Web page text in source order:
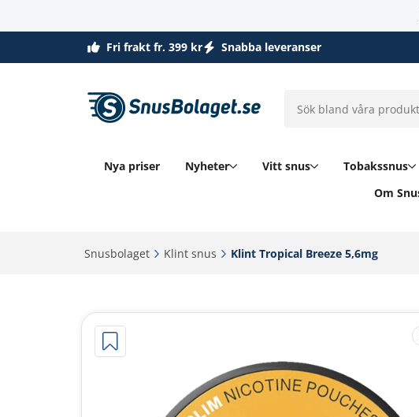
Fri frakt fr. 399 kr Snabba leveranser
Nya priser Nyheter Vitt snus Tobakssnus
Om
Snusbolaget‎ Klint snus‎ Klint Tropical Breeze 5,6mg‎